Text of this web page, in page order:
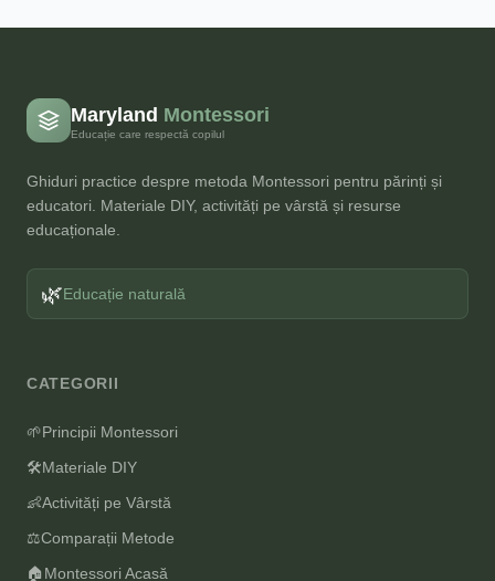
Maryland Montessori
Educație care respectă copilul
Ghiduri practice despre metoda Montessori pentru părinți și
educatori. Materiale DIY, activități pe vârstă și resurse
educaționale.
🌿Educație naturală
CATEGORII
🌱Principii Montessori
🛠️Materiale DIY
👶Activități pe Vârstă
⚖️Comparații Metode
🏠Montessori Acasă